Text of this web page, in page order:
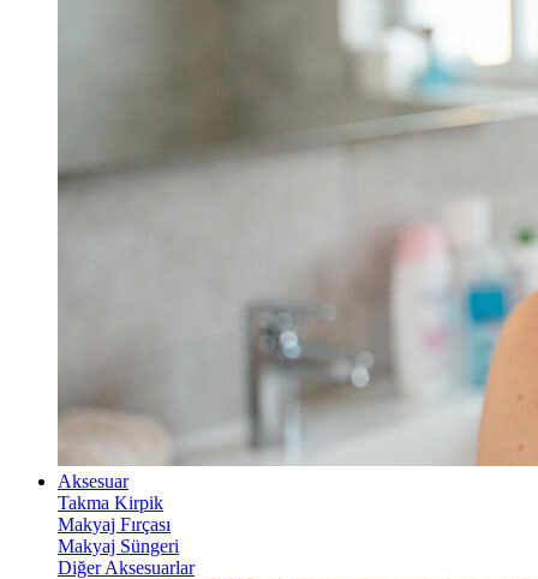
Aksesuar
Takma Kirpik
Makyaj Fırçası
Makyaj Süngeri
Diğer Aksesuarlar